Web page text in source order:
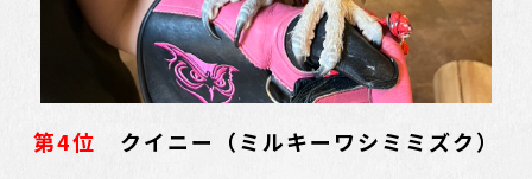
第4位 クイニー（ミルキーワシミミズク）